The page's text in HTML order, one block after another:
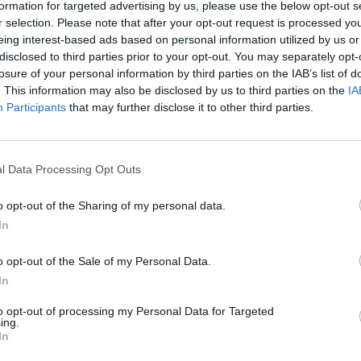
for targeted advertising by us, please use the below opt-out
selection. Please note that after your opt-out request is processed
interest-based ads based on personal information utilized by us
to third parties prior to your opt-out. You may separately
of your personal information by third parties on the IAB’s list of
This information may also be disclosed by us to third parties on the
Participants that may further disclose it to other third parties.
Data Processing Opt Outs
opt-out of the Sharing of my personal data.
opt-out of the Sale of my Personal Data.
opt-out of processing my Personal Data for Targeted
redes sociales una gran herramienta para poder
unos ingresos que
que muestran a través de sus publicaciones.
al fisco para detectar e investigar a fondo
se incrementará el control sobre los ciudadanos